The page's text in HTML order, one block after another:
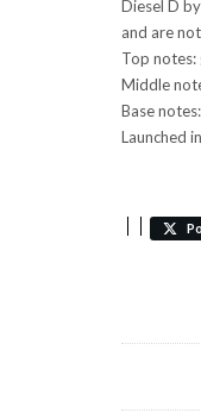
Diesel D
and are
Top notes:
Middle
Base
Launched